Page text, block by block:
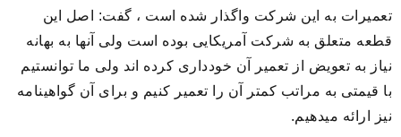
تعمیرات به این شرکت واگذار شده است ، گفت: اصل این
قطعه متعلق به شرکت آمریکایی بوده است ولی آنها به بهانه
نیاز به تعویض از تعمیر آن خودداری کرده اند ولی ما توانستیم
با قیمتی به مراتب کمتر آن را تعمیر کنیم و برای آن گواهینامه
نیز ارائه میدهیم.